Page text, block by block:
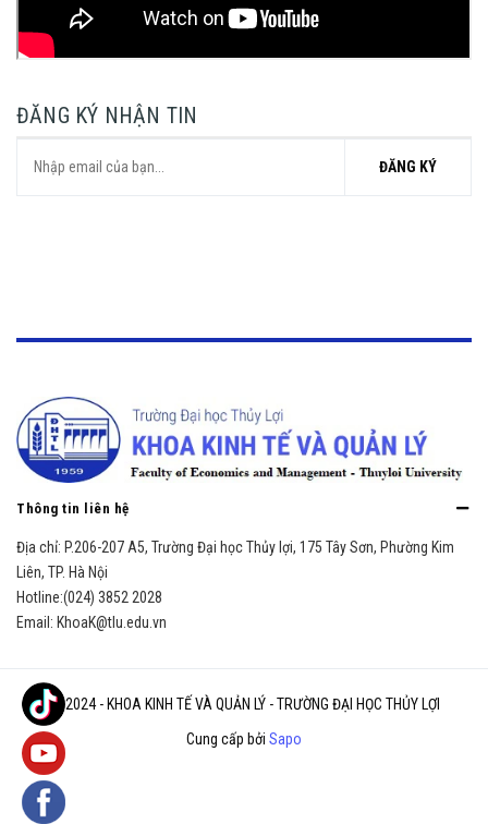
ĐĂNG KÝ NHẬN TIN
ĐĂNG KÝ
Thông tin liên hệ
Địa chỉ: P.206-207 A5, Trường Đại học Thủy lợi, 175 Tây Sơn, Phường Kim
Liên, TP. Hà Nội
Hotline:(024) 3852 2028
Email: KhoaK@tlu.edu.vn
© 2024 - KHOA KINH TẾ VÀ QUẢN LÝ - TRƯỜNG ĐẠI HỌC THỦY LỢI
Cung cấp bởi Sapo